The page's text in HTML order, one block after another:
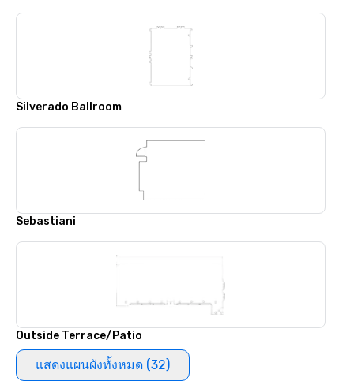
Silverado Ballroom
Sebastiani
Outside Terrace/Patio
แสดงแผนผังทั้งหมด (32)